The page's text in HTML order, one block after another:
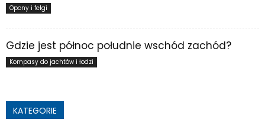
Opony i felgi
Gdzie jest północ południe wschód zachód?
Kompasy do jachtów i łodzi
KATEGORIE